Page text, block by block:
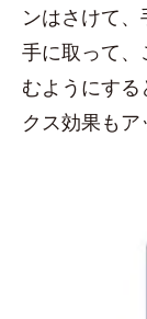
ンはさけて
手に取って
むようにす
クス効果もア